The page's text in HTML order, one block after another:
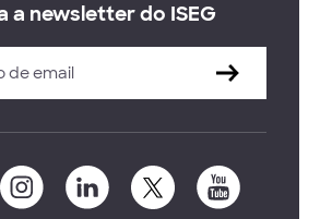
a newsletter do ISEG